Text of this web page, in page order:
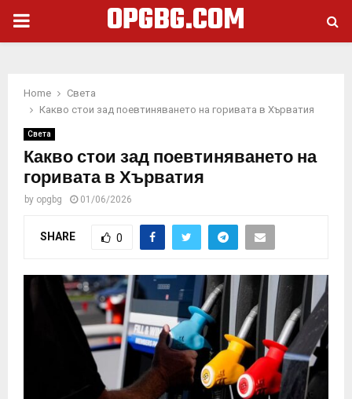
PRIMARY
OPGBG.COM
Home
Света
Какво стои зад поевтиняването на горивата в Хърватия
Света
Какво стои зад поевтиняването на
горивата в Хърватия
by opgbg 01/06/2026
SHARE 0